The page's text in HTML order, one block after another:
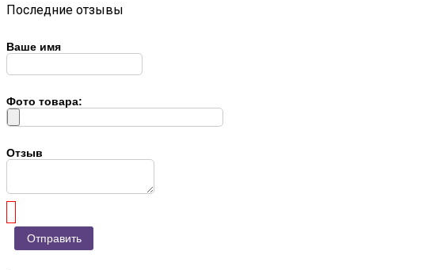
Последние отзывы
Ваше имя
Фото товара:
Отзыв